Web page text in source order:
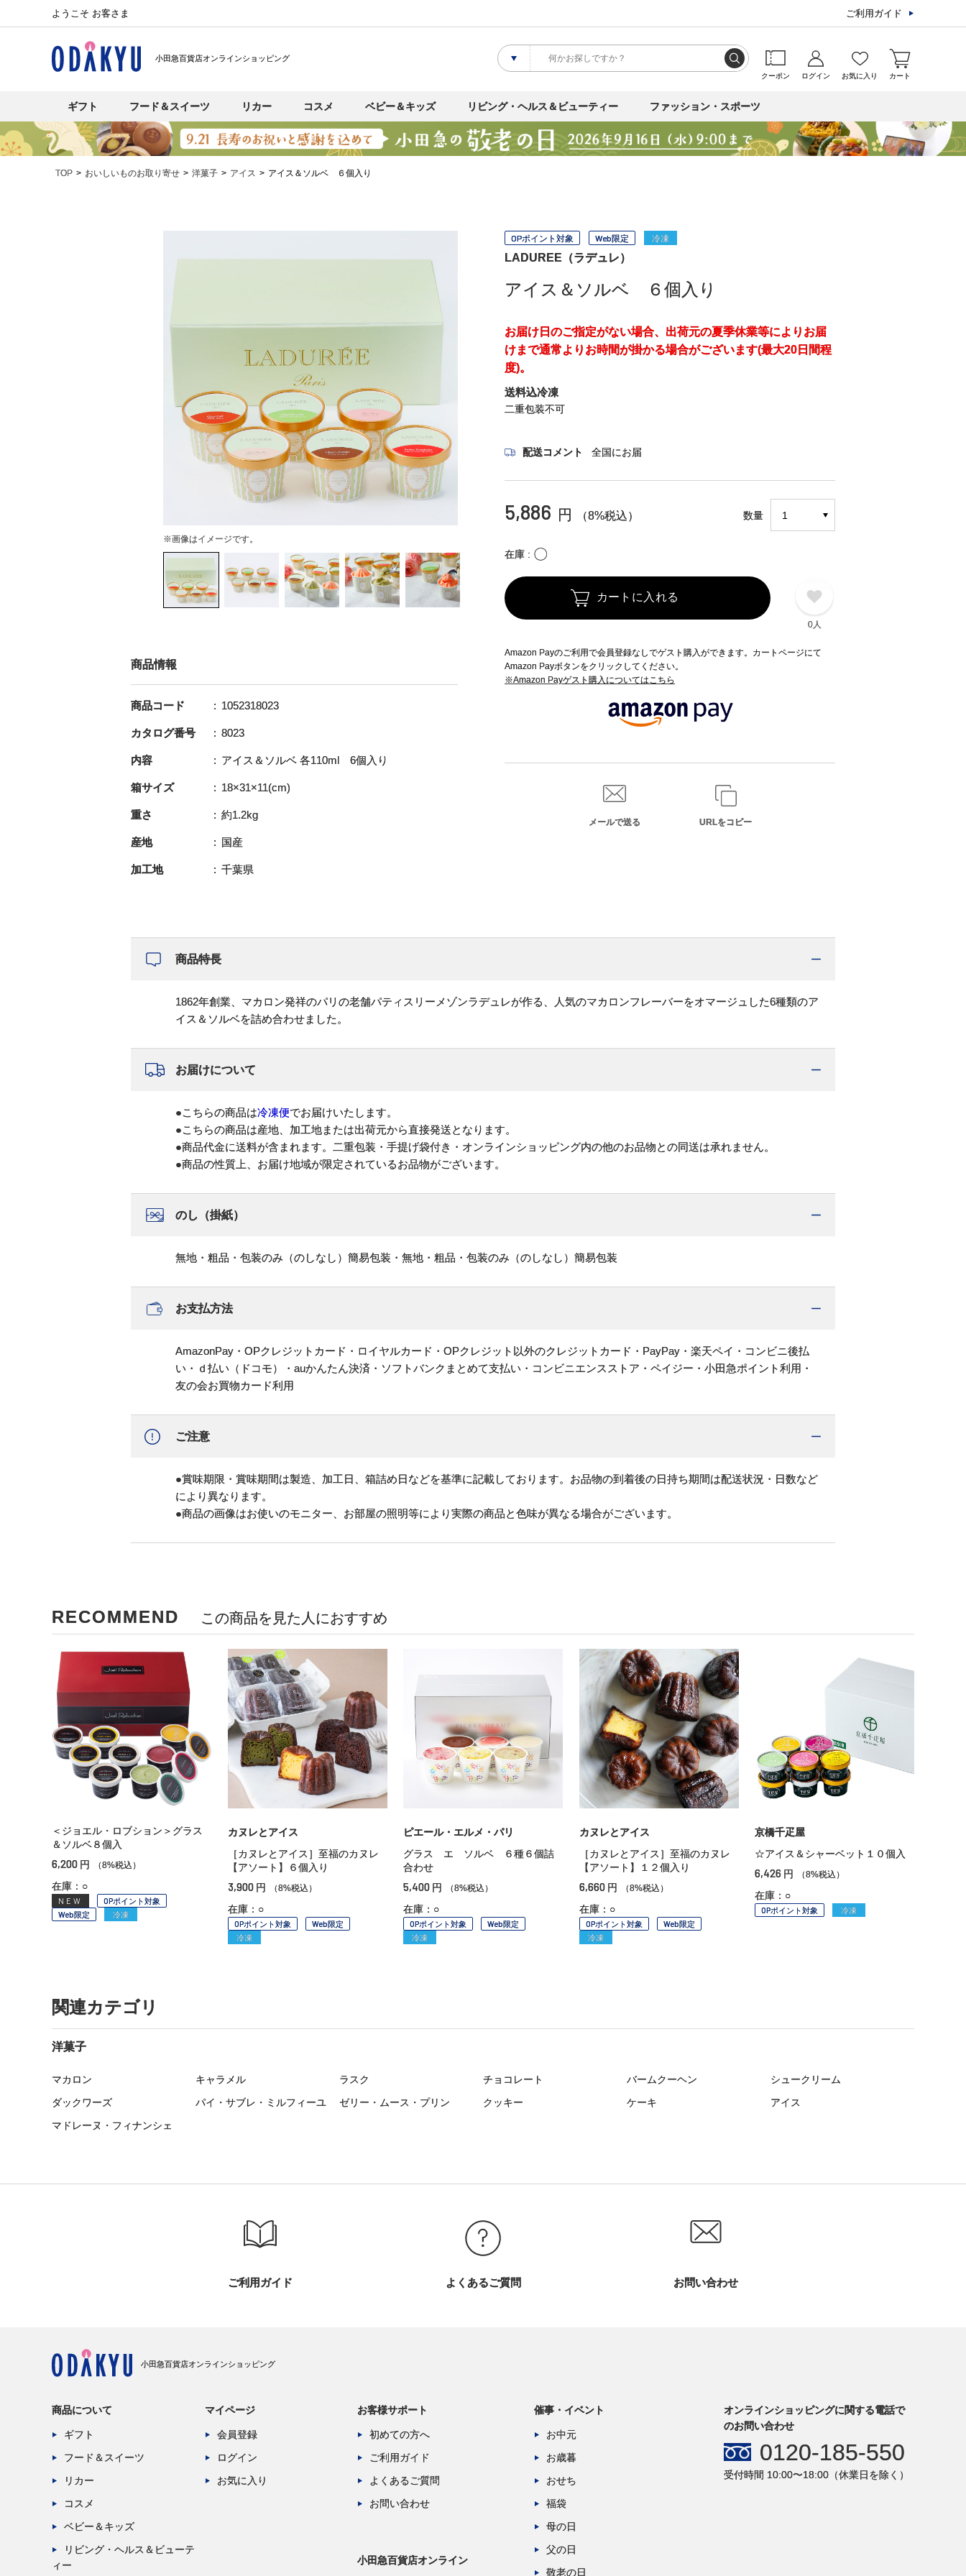
ようこそ お客さま ご利用ガイド
小田急百貨店オンラインショッピング
クーポン ログイン お気に入り カート
ギフト フード＆スイーツ リカー コスメ ベビー＆キッズ リビング・ヘルス＆ビューティー ファッション・スポーツ
TOP おいしいものお取り寄せ 洋菓子 アイス アイス＆ソルベ ６個入り
※画像はイメージです。
OPポイント対象 Web限定 冷凍
LADUREE（ラデュレ）
アイス＆ソルベ ６個入り
お届け日のご指定がない場合、出荷元の夏季休業等によりお届
けまで通常よりお時間が掛かる場合がございます(最大20日間程
度)。
送料込冷凍
二重包装不可
配送コメント 全国にお届
5,886 円 （8%税込） 数量
在庫 〇
カートに入れる
0人
Amazon Payのご利用で会員登録なしでゲスト購入ができます。カートページにて
Amazon Payボタンをクリックしてください。
※Amazon Payゲスト購入についてはこちら
メールで送る URLをコピー
商品情報
商品コード 1052318023
カタログ番号 8023
内容 アイス＆ソルベ 各110ml 6個入り
箱サイズ 18×31×11(cm)
重さ 約1.2kg
産地 国産
加工地 千葉県
商品特長
1862年創業、マカロン発祥のパリの老舗パティスリーメゾンラデュレが作る、人気のマカロンフレーバーをオマージュした6種類のア
イス＆ソルベを詰め合わせました。
お届けについて
●こちらの商品は冷凍便でお届けいたします。
●こちらの商品は産地、加工地または出荷元から直接発送となります。
●商品代金に送料が含まれます。二重包装・手提げ袋付き・オンラインショッピング内の他のお品物との同送は承れません。
●商品の性質上、お届け地域が限定されているお品物がございます。
のし（掛紙）
無地・粗品・包装のみ（のしなし）簡易包装・無地・粗品・包装のみ（のしなし）簡易包装
お支払方法
AmazonPay・OPクレジットカード・ロイヤルカード・OPクレジット以外のクレジットカード・PayPay・楽天ペイ・コンビニ後払
い・ｄ払い（ドコモ）・auかんたん決済・ソフトバンクまとめて支払い・コンビニエンスストア・ペイジー・小田急ポイント利用・
友の会お買物カード利用
ご注意
●賞味期限・賞味期間は製造、加工日、箱詰め日などを基準に記載しております。お品物の到着後の日持ち期間は配送状況・日数など
により異なります。
●商品の画像はお使いのモニター、お部屋の照明等により実際の商品と色味が異なる場合がございます。
RECOMMEND この商品を見た人におすすめ
＜ジョエル・ロブション＞グラス
＆ソルベ８個入
6,200 円 （8%税込）
在庫：○
NEW
OPポイント対象
Web限定
冷凍
カヌレとアイス
［カヌレとアイス］至福のカヌレ
【アソート】６個入り
3,900 円 （8%税込）
在庫：○
OPポイント対象
Web限定
冷凍
ピエール・エルメ・パリ
グラス エ ソルベ ６種６個詰
合わせ
5,400 円 （8%税込）
在庫：○
OPポイント対象
Web限定
冷凍
カヌレとアイス
［カヌレとアイス］至福のカヌレ
【アソート】１２個入り
6,660 円 （8%税込）
在庫：○
OPポイント対象
Web限定
冷凍
京橋千疋屋
☆アイス＆シャーベット１０個入
6,426 円 （8%税込）
在庫：○
OPポイント対象 冷凍
関連カテゴリ
洋菓子
マカロン キャラメル ラスク チョコレート バームクーヘン
シュークリーム
ダックワーズ
パイ・サブレ・ミルフィーユ ゼリー・ムース・プリン クッキー ケーキ
アイス
マドレーヌ・フィナンシェ
ご利用ガイド よくあるご質問 お問い合わせ
小田急百貨店オンラインショッピング
商品について
ギフト
フード＆スイーツ
リカー
コスメ
ベビー＆キッズ
リビング・ヘルス＆ビューテ
ィー
マイページ
会員登録
ログイン
お気に入り
お客様サポート
初めての方へ
ご利用ガイド
よくあるご質問
お問い合わせ
小田急百貨店オンライン
催事・イベント
お中元
お歳暮
おせち
福袋
母の日
父の日
敬老の日
オンラインショッピングに関する電話で
のお問い合わせ
0120-185-550
受付時間 10:00〜18:00（休業日を除く）